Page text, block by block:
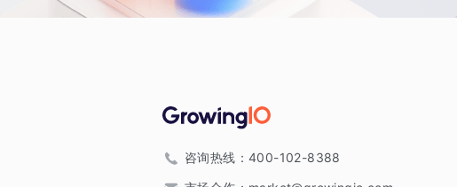
咨询热线： 400-102-8388